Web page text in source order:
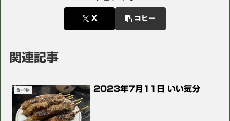
X コピー
関連記事
食べ物 2023年7月11日 いい気分